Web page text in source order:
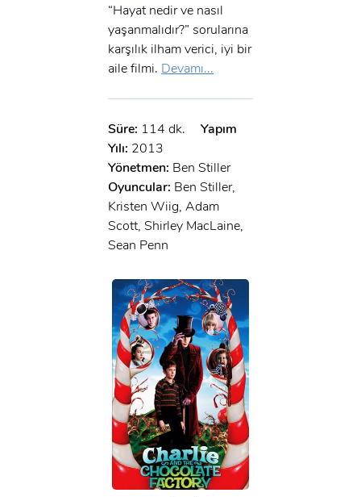
“Hayat nedir ve nasıl
yaşanmalıdır?” sorularına
karşılık ilham verici, iyi bir
aile filmi. Devamı...
Süre: 114 dk.
Yapım
Yılı: 2013
Yönetmen: Ben Stiller
Oyuncular: Ben Stiller,
Kristen Wiig, Adam
Scott, Shirley MacLaine,
Sean Penn